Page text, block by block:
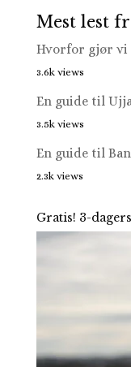
Mest lest
Hvorfor gjør vi
3.6k views
En guide til
3.5k views
En guide til
2.3k views
Gratis! 3-